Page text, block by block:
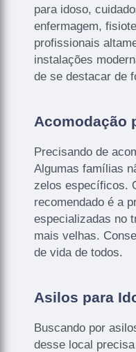
para idoso,
enfermagem,
profissionais
instalações
de se destacar de
Acomodação
Precisando de
Algumas famílias
zelos específicos.
recomendado é a
especializadas no
mais velhas.
de vida de todos.
Asilos para
Buscando por
desse local